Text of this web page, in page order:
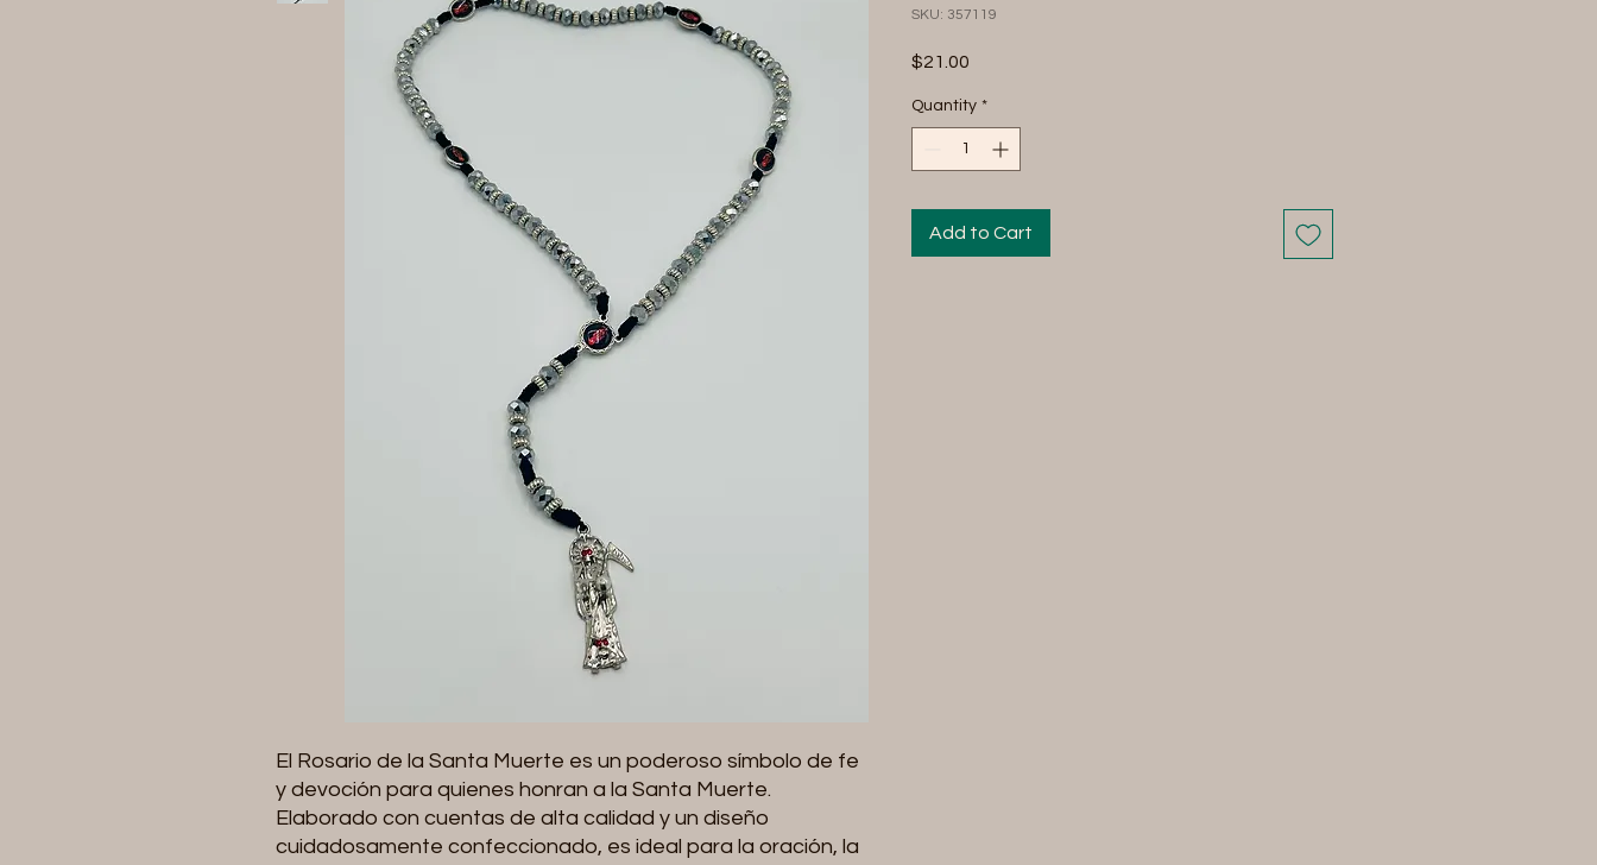
El Rosario de la Santa Muerte es un poderoso símbolo de fe
y devoción para quienes honran a la Santa Muerte.
Elaborado con cuentas de alta calidad y un diseño
cuidadosamente confeccionado, es ideal para la oración, la
SKU: 357119
$21.00
Quantity *
Add to Cart